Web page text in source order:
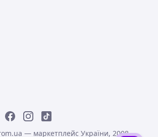
— маркетплейс України, 2008-